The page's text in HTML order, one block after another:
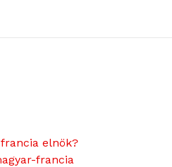
elnök?
francia